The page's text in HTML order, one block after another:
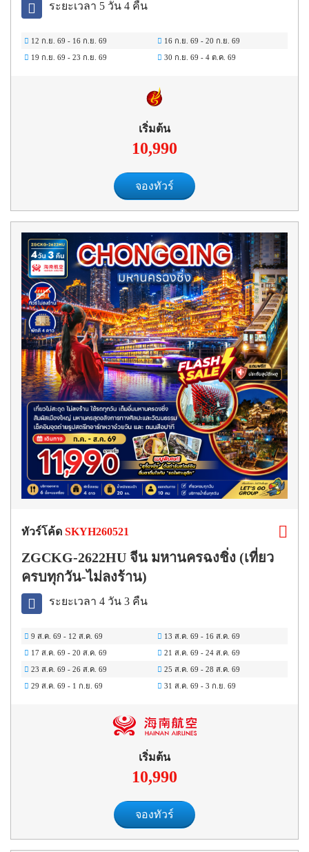
ระยะเวลา 5 วัน 4 คืน
12 ก.ย. 69 - 16 ก.ย. 69 16 ก.ย. 69 - 20 ก.ย. 69
19 ก.ย. 69 - 23 ก.ย. 69 30 ก.ย. 69 - 4 ต.ค. 69
เริ่มต้น
10,990
จองทัวร์
ทัวร์โค้ด SKYH260521
ZGCKG-2622HU จีน มหานครฉงชิ่ง (เที่ยว
ครบทุกวัน-ไม่ลงร้าน)
ระยะเวลา 4 วัน 3 คืน
9 ส.ค. 69 - 12 ส.ค. 69 13 ส.ค. 69 - 16 ส.ค. 69
17 ส.ค. 69 - 20 ส.ค. 69 21 ส.ค. 69 - 24 ส.ค. 69
23 ส.ค. 69 - 26 ส.ค. 69 25 ส.ค. 69 - 28 ส.ค. 69
29 ส.ค. 69 - 1 ก.ย. 69 31 ส.ค. 69 - 3 ก.ย. 69
เริ่มต้น
10,990
จองทัวร์